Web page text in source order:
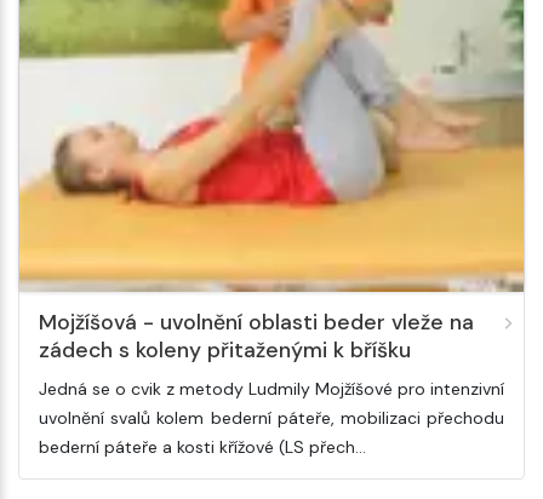
Mojžíšová - uvolnění oblasti beder vleže na
zádech s koleny přitaženými k bříšku
Jedná se o cvik z metody Ludmily Mojžíšové pro intenzivní
uvolnění svalů kolem bederní páteře, mobilizaci přechodu
bederní páteře a kosti křížové (LS přech…